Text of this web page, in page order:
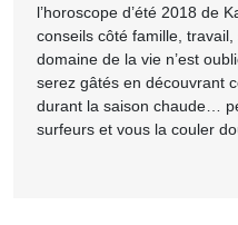
l’horoscope d’été 2018 de
conseils côté famille,
domaine de la vie n’est
serez gâtés en découvrant
durant la saison chaude…
surfeurs et vous la couler